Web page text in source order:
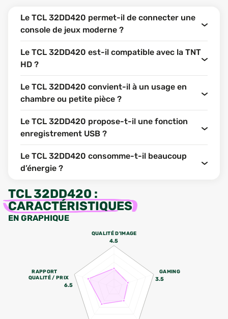
Le TCL 32DD420 permet-il de connecter une
console de jeux moderne ?
Le TCL 32DD420 est-il compatible avec la TNT
HD ?
Le TCL 32DD420 convient-il à un usage en
chambre ou petite pièce ?
Le TCL 32DD420 propose-t-il une fonction
enregistrement USB ?
Le TCL 32DD420 consomme-t-il beaucoup
d’énergie ?
TCL 32DD420 :
CARACTÉRISTIQUES
EN GRAPHIQUE
QUALITÉ D'IMAGE
4.5
GAMING
3.5
RAPPORT
QUALITÉ / PRIX
6.5